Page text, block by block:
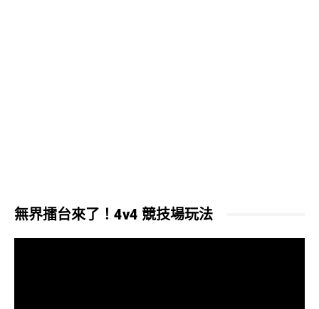
無界擂台來了！4v4 競技場玩法